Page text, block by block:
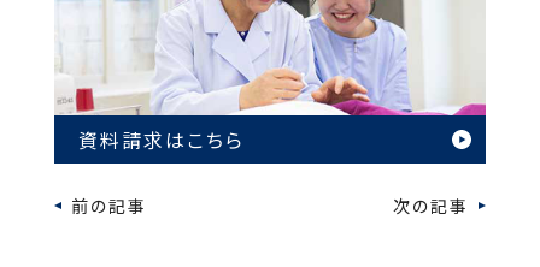
資料請求はこちら
前の記事 次の記事